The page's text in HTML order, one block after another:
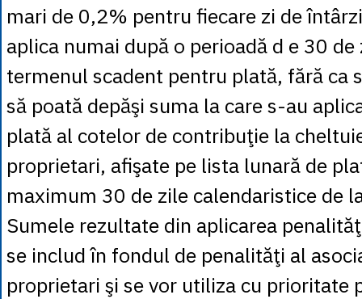
mari de 0,2% pentru fiecare zi de
aplica numai după o perioadă d e 30 de
termenul scadent pentru plată, fără ca
să poată depăşi suma la care s-au
plată al cotelor de contribuţie la
proprietari, afişate pe lista lunară de
maximum 30 de zile calendaristice de
Sumele rezultate din aplicarea
se includ în fondul de penalităţi al
proprietari şi se vor utiliza cu prioritate